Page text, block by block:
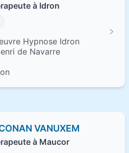
à Idron
Hypnose Idron
de Navarre
VANUXEM
à Maucor